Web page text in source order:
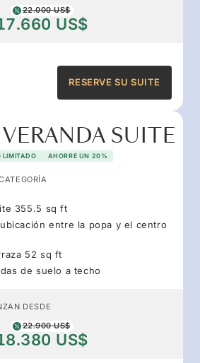
22.000 US$
US$
RESERVE SU SUITE
SUITE
LIMITADO AHORRE UN 20%
355.5 sq ft
entre la popa y el centro
52 sq ft
de suelo a techo
DESDE
22.900 US$
US$